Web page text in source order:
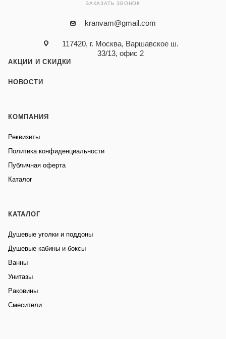
ЗАКАЗАТЬ ЗВОНОК
kranvam@gmail.com
117420, г. Москва, Варшавское ш.
33/13, офис 2
АКЦИИ И СКИДКИ
НОВОСТИ
КОМПАНИЯ
Реквизиты
Политика конфиденциальности
Публичная оферта
Каталог
КАТАЛОГ
Душевые уголки и поддоны
Душевые кабины и боксы
Ванны
Унитазы
Раковины
Смесители